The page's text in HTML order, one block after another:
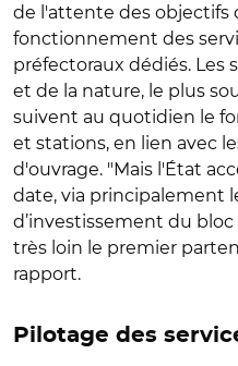
de l'attente des objectifs
fonctionnement des
préfectoraux dédiés. Les
et de la nature, le plus
suivent au quotidien le
et stations, en lien avec
d'ouvrage. "Mais l'État
date, via principalement
d’investissement du
très loin le premier
rapport.
Pilotage des